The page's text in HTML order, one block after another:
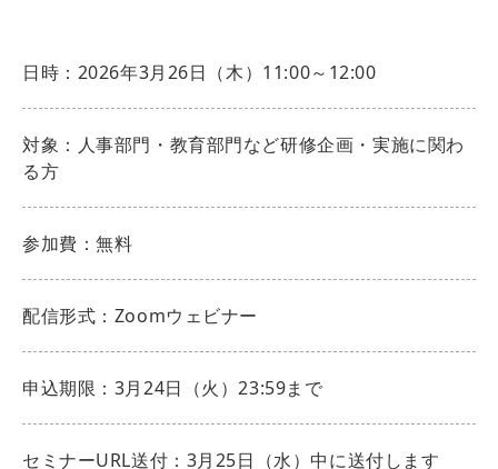
日時：2026年3月26日（木）11:00～12:00
対象：人事部門・教育部門など研修企画・実施に関わ
る方
参加費：無料
配信形式：Zoomウェビナー
申込期限：3月24日（火）23:59まで
セミナーURL送付：3月25日（水）中に送付します